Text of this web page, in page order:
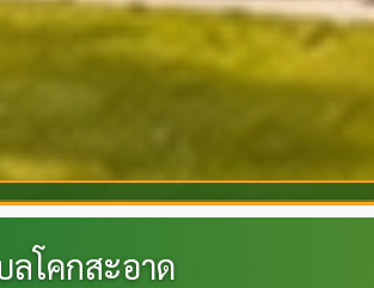
โคกสะอาด